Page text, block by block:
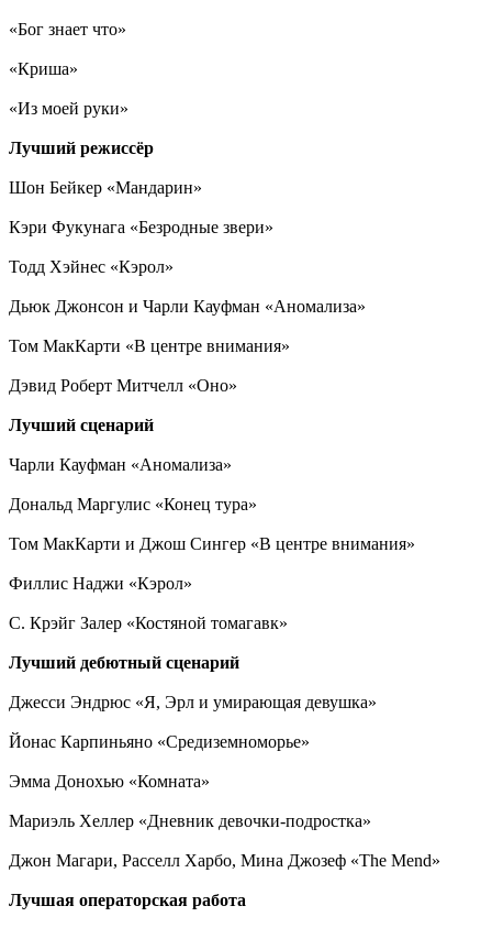
«Бог знает что»
«Криша»
«Из моей руки»
Лучший режиссёр
Шон Бейкер «Мандарин»
Кэри Фукунага «Безродные звери»
Тодд Хэйнес «Кэрол»
Дьюк Джонсон и Чарли Кауфман «Аномализа»
Том МакКарти «В центре внимания»
Дэвид Роберт Митчелл «Оно»
Лучший сценарий
Чарли Кауфман «Аномализа»
Дональд Маргулис «Конец тура»
Том МакКарти и Джош Сингер «В центре внимания»
Филлис Наджи «Кэрол»
С. Крэйг Залер «Костяной томагавк»
Лучший дебютный сценарий
Джесси Эндрюс «Я, Эрл и умирающая девушка»
Йонас Карпиньяно «Средиземноморье»
Эмма Донохью «Комната»
Мариэль Хеллер «Дневник девочки-подростка»
Джон Магари, Расселл Харбо, Мина Джозеф «The Mend»
Лучшая операторская работа